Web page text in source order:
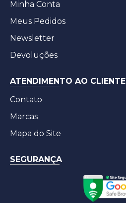
Minha Conta
Meus Pedidos
Newsletter
Devoluções
ATENDIMENTO AO CLIENTE
Contato
Marcas
Mapa do Site
SEGURANÇA